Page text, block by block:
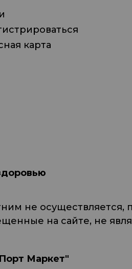
карта
не осуществляется,
на сайте, не
Маркет"